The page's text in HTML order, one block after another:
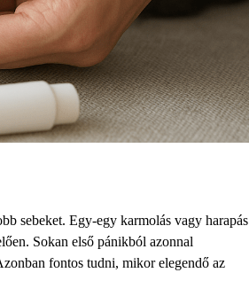
sebeket. Egy-egy karmolás vagy harapás
Sokan első pánikból azonnal
fontos tudni, mikor elegendő az